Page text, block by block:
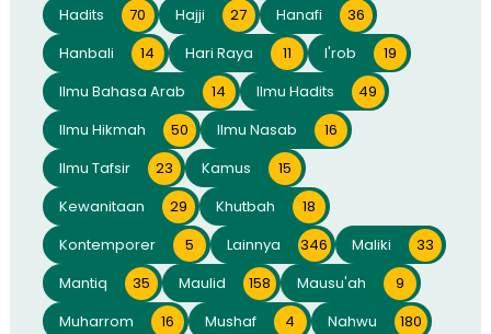
Hadits
70 Hajji 27 Hanafi
36
Hanbali
14 Hari Raya 11 I'rob
19
Ilmu Bahasa Arab
14 Ilmu Hadits
49
Ilmu Hikmah
50 Ilmu Nasab
16
Ilmu Tafsir
23 Kamus
15
Kewanitaan
29 Khutbah
18
Kontemporer
5 Lainnya 346 Maliki
33
Mantiq
35 Maulid 158 Mausu'ah
9
Muharrom
16 Mushaf 4 Nahwu
180